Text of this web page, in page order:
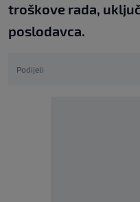
troškove rada,
poslodavca.
Podijeli